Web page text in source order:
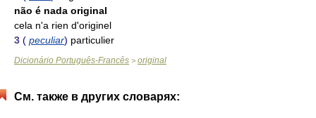
não é nada original
cela n'a rien d'originel
3 ( peculiar) particulier
Dicionário Português-Francês > original
См. также в других словарях: